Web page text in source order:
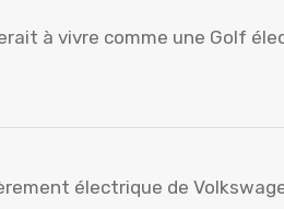
à vivre comme une Golf
électrique de